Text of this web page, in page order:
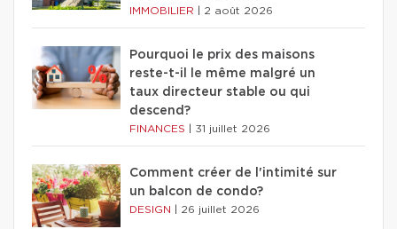
IMMOBILIER 2 août 2026
Pourquoi le prix des maisons
reste-t-il le même malgré un
taux directeur stable ou qui
descend?
FINANCES 31 juillet 2026
Comment créer de l'intimité sur
un balcon de condo?
DESIGN 26 juillet 2026